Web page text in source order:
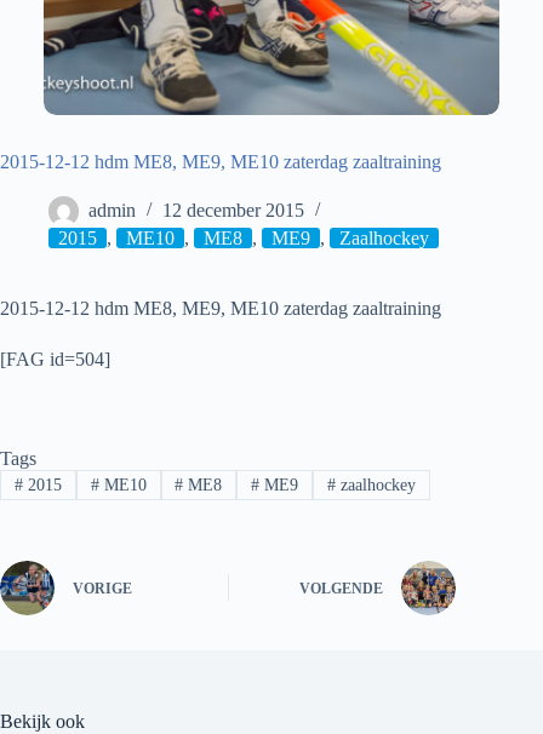
2015-12-12 hdm ME8, ME9, ME10 zaterdag zaaltraining
admin
12 december 2015
2015 , ME10 , ME8 , ME9 , Zaalhockey
2015-12-12 hdm ME8, ME9, ME10 zaterdag zaaltraining
[FAG id=504]
Tags
#2015 #ME10 # ME8 # ME9 # zaalhockey
VORIGE VOLGENDE
Bekijk ook